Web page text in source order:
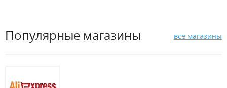
Популярные магазины все магазины